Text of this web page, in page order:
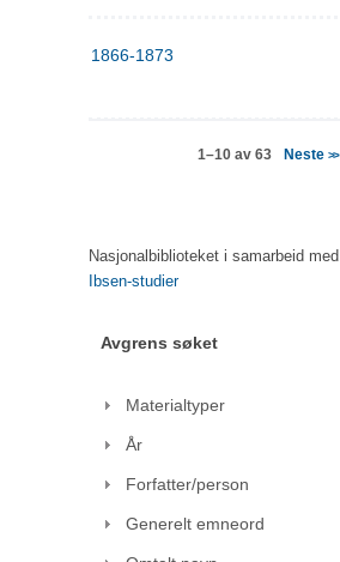
1866-1873
1–10 av 63 Neste>>
Nasjonalbiblioteket i samarbeid med
Ibsen-studier
Avgrens søket
Materialtyper
År
Forfatter/person
Generelt emneord